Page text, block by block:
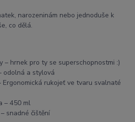
narozeninám nebo jednoduše k
co dělá.
– hrnek pro ty se superschopnostmi :)
odolná a stylová
Ergonomická rukojeť ve tvaru svalnaté
– 450 ml
snadné čištění